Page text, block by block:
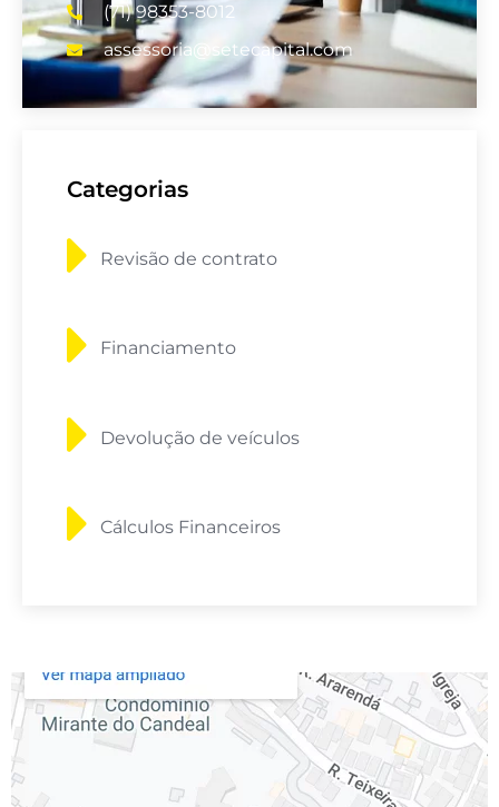
(71) 98353-8012
assessoria@setecapital.com
Categorias
Revisão de contrato
Financiamento
Devolução de veículos
Cálculos Financeiros